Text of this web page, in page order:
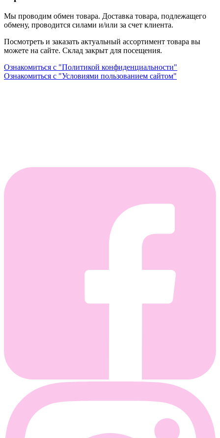
Мы проводим обмен товара. Доставка товара, подлежащего
обмену, проводится силами и/или за счет клиента.
Посмотреть и заказать актуальный ассортимент товара вы
можете на сайте. Склад закрыт для посещения.
Ознакомиться с "Политикой конфиденциальности"
Ознакомиться с "Условиями пользованием сайтом"